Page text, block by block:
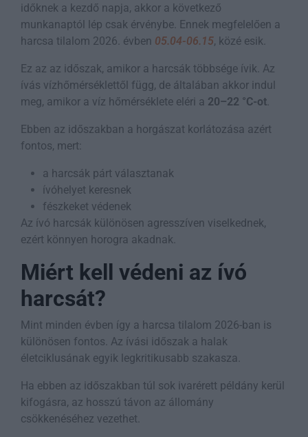
időknek a kezdő napja, akkor a következő
munkanaptól lép csak érvénybe. Ennek megfelelően a
harcsa tilalom 2026. évben 05.04-06.15, közé esik.
Ez az az időszak, amikor a harcsák többsége ívik. Az
ívás vízhőmérséklettől függ, de általában akkor indul
meg, amikor a víz hőmérséklete eléri a 20–22 °C-ot
Ebben az időszakban a horgászat korlátozása azért
fontos, mert:
a harcsák párt választanak
ívóhelyet keresnek
fészkeket védenek
Az ívó harcsák különösen agresszíven viselkednek,
ezért könnyen horogra akadnak.
Miért kell védeni az ívó
harcsát?
Mint minden évben így a harcsa tilalom 2026-ban is
különösen fontos. Az ívási időszak a halak
életciklusának egyik legkritikusabb szakasza.
Ha ebben az időszakban túl sok ivarérett példány kerül
kifogásra, az hosszú távon az állomány
csökkenéséhez vezethet.